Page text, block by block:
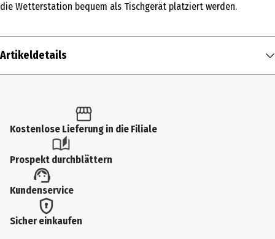
die Wetterstation bequem als Tischgerät platziert werden.
Artikeldetails
Produkttyp
Wecker & Uhren
8.9 cm
Kostenlose Lieferung in die Filiale
Prospekt durchblättern
Kundenservice
Sicher einkaufen